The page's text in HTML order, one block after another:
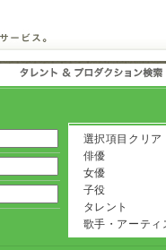
選択項目クリア
俳優
女優
子役
タレント
歌手・アーティ